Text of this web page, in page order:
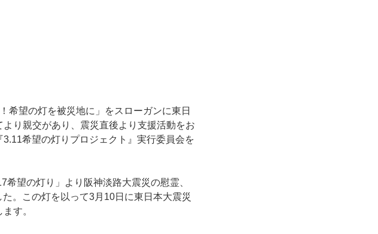
希望の灯を被災地に」をスローガンに東日
り親交があり、震災直後より支援活動をお
希望の灯りプロジェクト』実行委員会を
望の灯り」より阪神淡路大震災の慰霊、
。この灯を以って3月10日に東日本大震災
す。